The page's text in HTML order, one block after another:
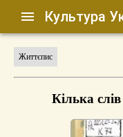
Культура
Життєпис
Кілька